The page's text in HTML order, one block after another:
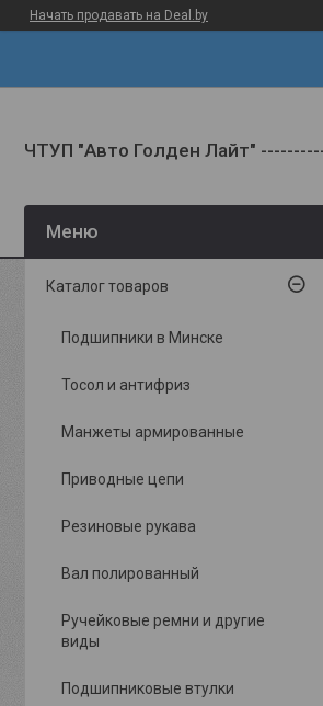
Начать продавать на Deal.by
ЧТУП "Авто Голден Лайт"
Каталог товаров
Подшипники в Минске
Тосол и антифриз
Манжеты армированные
Приводные цепи
Резиновые рукава
Вал полированный
Ручейковые ремни и другие
виды
Подшипниковые втулки